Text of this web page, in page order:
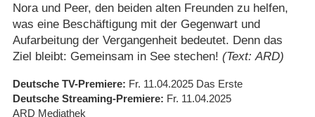
Nora und Peer, den beiden alten Freunden zu helfen,
was eine Beschäftigung mit der Gegenwart und
Aufarbeitung der Vergangenheit bedeutet. Denn das
Ziel bleibt: Gemeinsam in See stechen! (Text: ARD)
Deutsche TV-Premiere Fr. 11.04.2025 Das Erste
Deutsche Streaming-Premiere Fr. 11.04.2025
ARD Mediathek